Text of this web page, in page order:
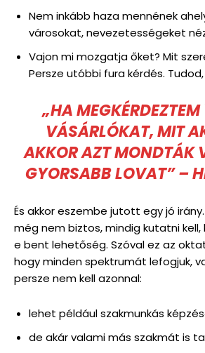
Nem inkább haza mennének
városokat, nevezetességeket
Vajon mi mozgatja őket? Mit
Persze utóbbi fura kérdés.
„HA
VÁSÁRLÓKAT, MIT
AKKOR AZT MONDTÁK
GYORSABB LOVAT” –
És akkor eszembe jutott egy jó
még nem biztos, mindig kutatni
e bent lehetőség. Szóval ez az
hogy minden spektrumát lefogjuk,
persze nem kell azonnal:
lehet például szakmunkás
de akár valami más szakmát is